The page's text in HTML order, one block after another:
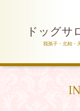
ドッグサ
我孫子・北柏・